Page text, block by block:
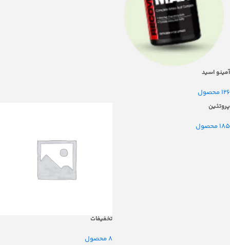
آمینو اسید
126 محصول
پروتئین
185 محصول
تخفیفات
8 محصول